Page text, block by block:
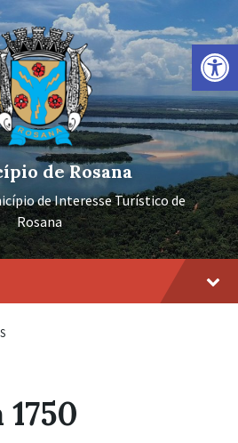
Barra de Ferramentas Aberta
de Rosana
de Interesse Turístico de
Rosana
1750